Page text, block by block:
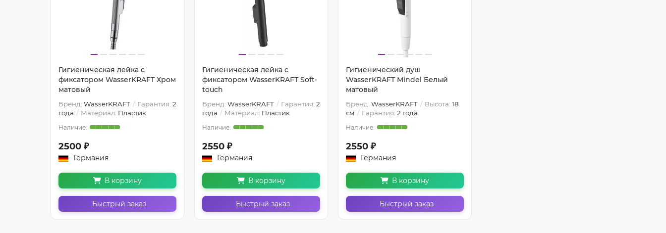
Гигиеническая лейка с
фиксатором WasserKRAFT Хром
матовый
Бренд: WasserKRAFT Гарантия: 2
года
Материал: Пластик
2500 ₽
Германия
В корзину
Быстрый заказ
Гигиеническая лейка с
фиксатором WasserKRAFT Soft-
touch
Бренд: WasserKRAFT Гарантия: 2
года
Материал: Пластик
2550 ₽
Германия
В корзину
Быстрый заказ
Гигиенический душ
WasserKRAFT Mindel Белый
матовый
Бренд: WasserKRAFT Высота: 18
см
Гарантия: 2 года
2550 ₽
Германия
В корзину
Быстрый заказ